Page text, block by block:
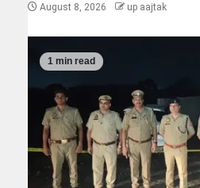
August 8, 2026 up aajtak
1 min read